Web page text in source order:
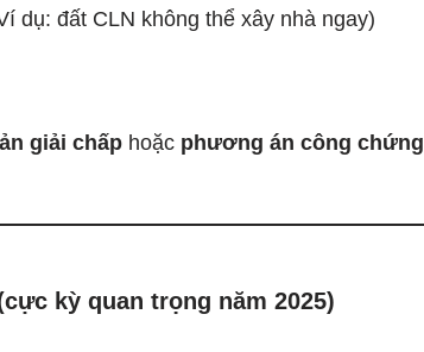
dụ: đất CLN không thể xây nhà ngay)
giải chấp hoặc phương án công chứng
kỳ quan trọng năm 2025)